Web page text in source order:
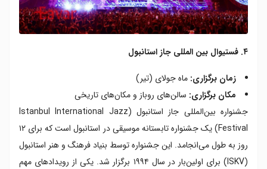
۴. فستیوال بین المللی جاز استانبول
زمان برگزاری: ماه جولای (تیر)
مکان برگزاری: سالن‌های روباز و مکان‌های تاریخی
جشنواره بین‌المللی جاز استانبول (Istanbul International Jazz
Festival) یک جشنواره تابستانه موسیقی در استانبول است که برای ۱۲
روز به طول می‌انجامد. این جشنواره‌ توسط بنیاد فرهنگ و هنر استانبول
(ISKV) برای اولین‌بار در سال ۱۹۹۴ برگزار شد. یکی از رویدادهای مهم